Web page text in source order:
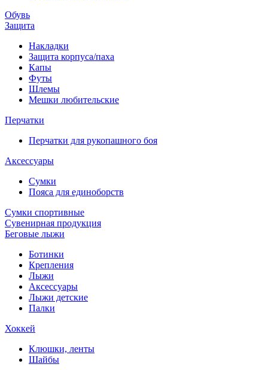
Обувь
Защита
Накладки
Защита корпуса/паха
Капы
Футы
Шлемы
Мешки любительские
Перчатки
Перчатки для рукопашного боя
Аксессуары
Сумки
Пояса для единоборств
Сумки спортивные
Сувенирная продукция
Беговые лыжи
Ботинки
Крепления
Лыжи
Аксессуары
Лыжи детские
Палки
Хоккей
Клюшки, ленты
Шайбы